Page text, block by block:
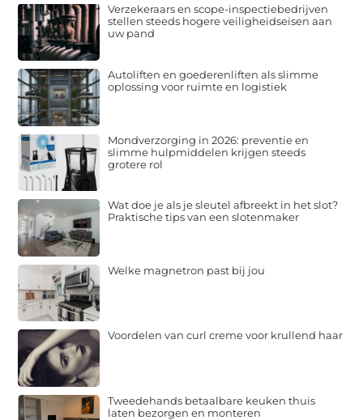
Verzekeraars en scope-inspectiebedrijven
stellen steeds hogere veiligheidseisen aan
uw pand
Autoliften en goederenliften als slimme
oplossing voor ruimte en logistiek
Mondverzorging in 2026: preventie en
slimme hulpmiddelen krijgen steeds
grotere rol
Wat doe je als je sleutel afbreekt in het slot?
Praktische tips van een slotenmaker
Welke magnetron past bij jou
Voordelen van curl creme voor krullend haar
Tweedehands betaalbare keuken thuis
laten bezorgen en monteren